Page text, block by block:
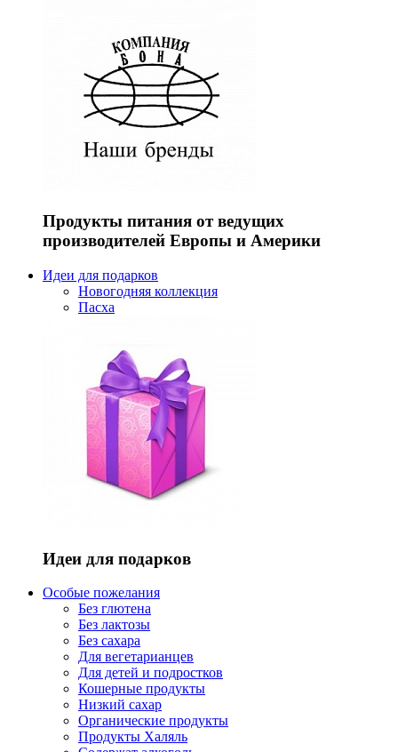
Продукты питания от ведущих
производителей Европы и Америки
Идеи для подарков
Новогодняя коллекция
Пасха
Идеи для подарков
Особые пожелания
Без глютена
Без лактозы
Без сахара
Для вегетарианцев
Для детей и подростков
Кошерные продукты
Низкий сахар
Органические продукты
Продукты Халяль